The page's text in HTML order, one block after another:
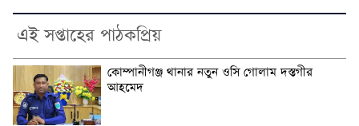
এই সপ্তাহের পাঠকপ্রিয়
কোম্পানীগঞ্জ থানার নতুন ওসি গোলাম দস্তগীর
আহমেদ